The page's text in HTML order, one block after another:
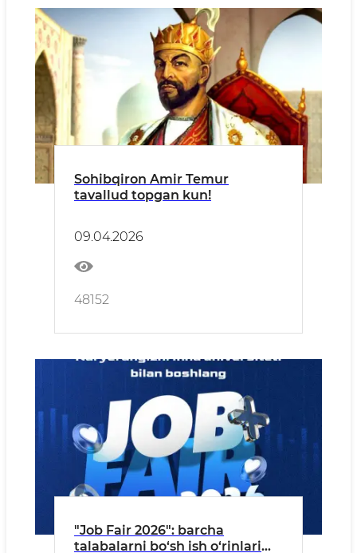
Sohibqiron Amir Temur
tavallud topgan kun!
09.04.2026
48152
"Job Fair 2026": barcha
talabalarni bo‘sh ish o‘rinlari